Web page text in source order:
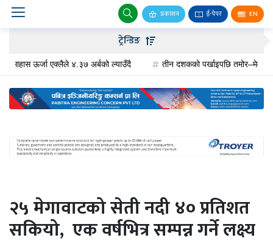
प्रकाशन ई-पेपर EN
बायोग्यास
पेट्रोलियम
अन्तर्राष्ट्रिय
ऊर्जा
दक्षता
खबर
हरित
ट्रेन्डिङ
ऊर्जा एक्लैले ४.३७ अर्बको ल्याउँदै तीन दशकको पर्खाइपछि तमोर–मेवा
२५ मेगावाटको सेती नदी ४० प्रतिशत
सकियो, एक वर्षभित्र सम्पन्न गर्ने लक्ष्य